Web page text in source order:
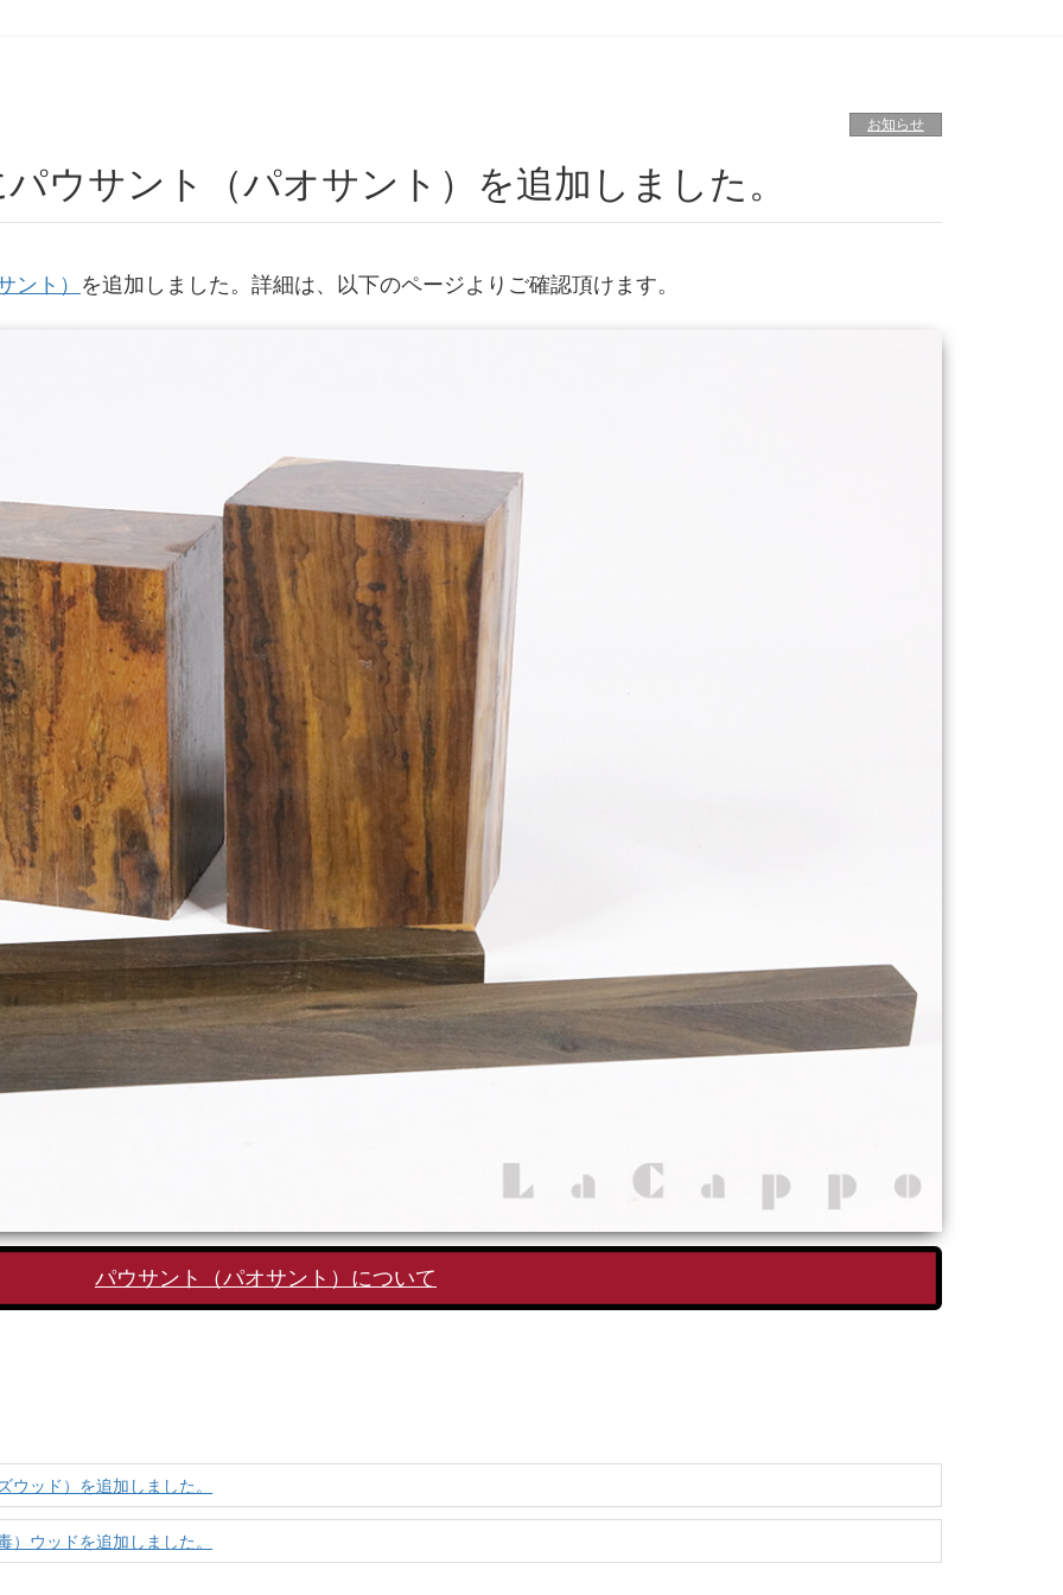
お知らせ
ウサント（パオサント）を追加しました。
ント） を追加しました。詳細は、以下のページよりご確認頂けます。
パウサント（パオサント）について
ッド）を追加しました。
ウッドを追加しました。